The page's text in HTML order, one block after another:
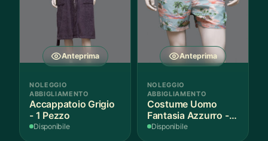
Anteprima
NOLEGGIO
ABBIGLIAMENTO
Accappatoio Grigio
- 1 Pezzo
Disponibile
Anteprima
NOLEGGIO
ABBIGLIAMENTO
Costume Uomo
Fantasia Azzurro - 1
Pezzo
Disponibile